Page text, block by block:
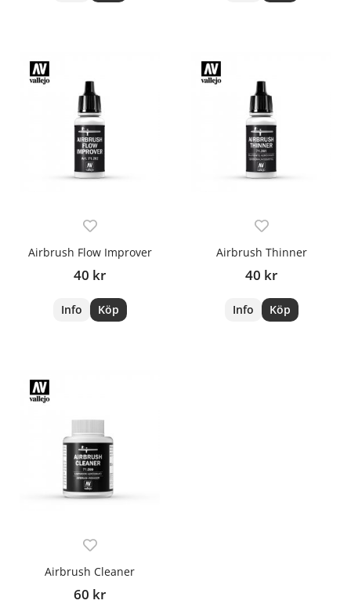
Airbrush Flow Improver
40 kr
Info Köp
Airbrush Thinner
40 kr
Info Köp
Airbrush Cleaner
60 kr